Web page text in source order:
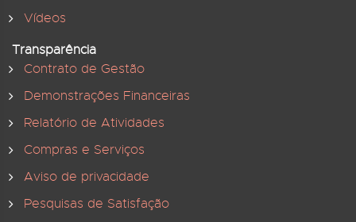
Vídeos
Transparência
Contrato de Gestão
Demonstrações Financeiras
Relatório de Atividades
Compras e Serviços
Aviso de privacidade
Pesquisas de Satisfação